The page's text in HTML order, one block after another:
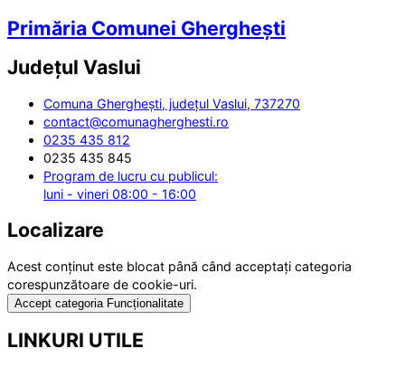
Primăria Comunei Gherghești
Județul Vaslui
Comuna Gherghești, județul Vaslui, 737270
contact@comunagherghesti.ro
0235 435 812
0235 435 845
Program de lucru cu publicul:
luni - vineri 08:00 - 16:00
Localizare
Acest conținut este blocat până când acceptați categoria
corespunzătoare de cookie-uri.
Accept categoria Funcționalitate
LINKURI UTILE